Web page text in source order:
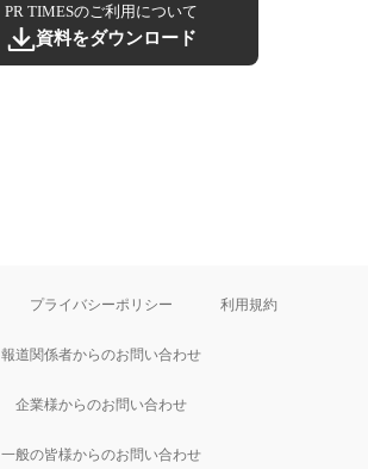
PR TIMESのご利用について
資料をダウンロード
プライバシーポリシー 利用規約
報道関係者からのお問い合わせ
企業様からのお問い合わせ
一般の皆様からのお問い合わせ